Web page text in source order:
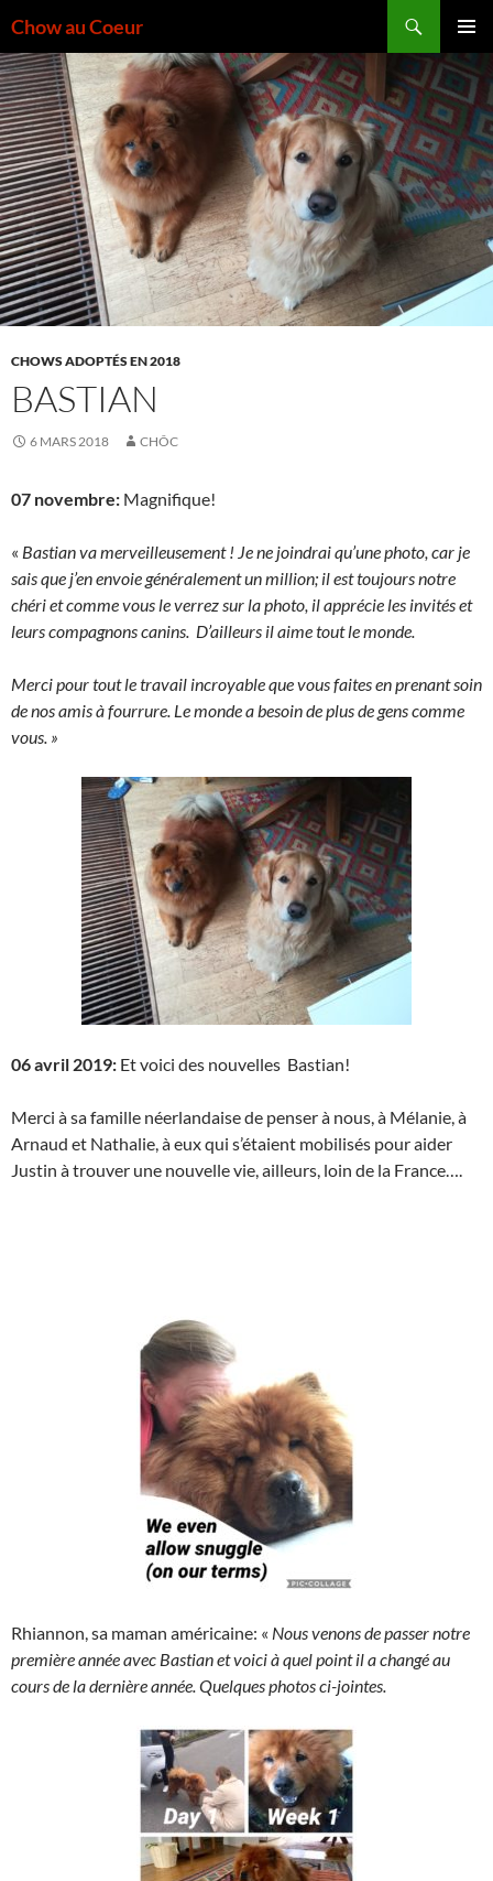
au
contenu
Chow au Coeur
MENU
CHOWS ADOPTÉS EN 2018
BASTIAN
6 MARS 2018 CHÔC
07 novembre: Magnifique!
« Bastian va merveilleusement ! Je ne joindrai qu’une photo, car je
sais que j’en envoie généralement un million; il est toujours notre
chéri et comme vous le verrez sur la photo, il apprécie les invités et
leurs compagnons canins. D’ailleurs il aime tout le monde.
Merci pour tout le travail incroyable que vous faites en prenant soin
de nos amis à fourrure. Le monde a besoin de plus de gens comme
vous. »
06 avril 2019: Et voici des nouvelles Bastian!
Merci à sa famille néerlandaise de penser à nous, à Mélanie, à
Arnaud et Nathalie, à eux qui s’étaient mobilisés pour aider
Justin à trouver une nouvelle vie, ailleurs, loin de la France….
Rhiannon, sa maman américaine: « Nous venons de passer notre
première année avec Bastian et voici à quel point il a changé au
cours de la dernière année. Quelques photos ci-jointes.